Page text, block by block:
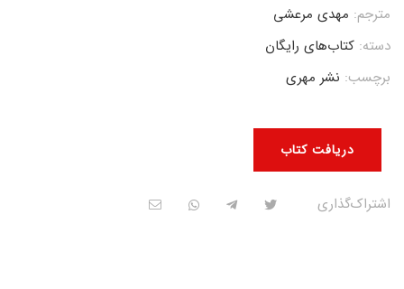
دریافت کتاب
مترجم: مهدی مرعشی
دسته: کتاب‌های رایگان
برچسب: نشر مهری
اشتراک‌گذاری